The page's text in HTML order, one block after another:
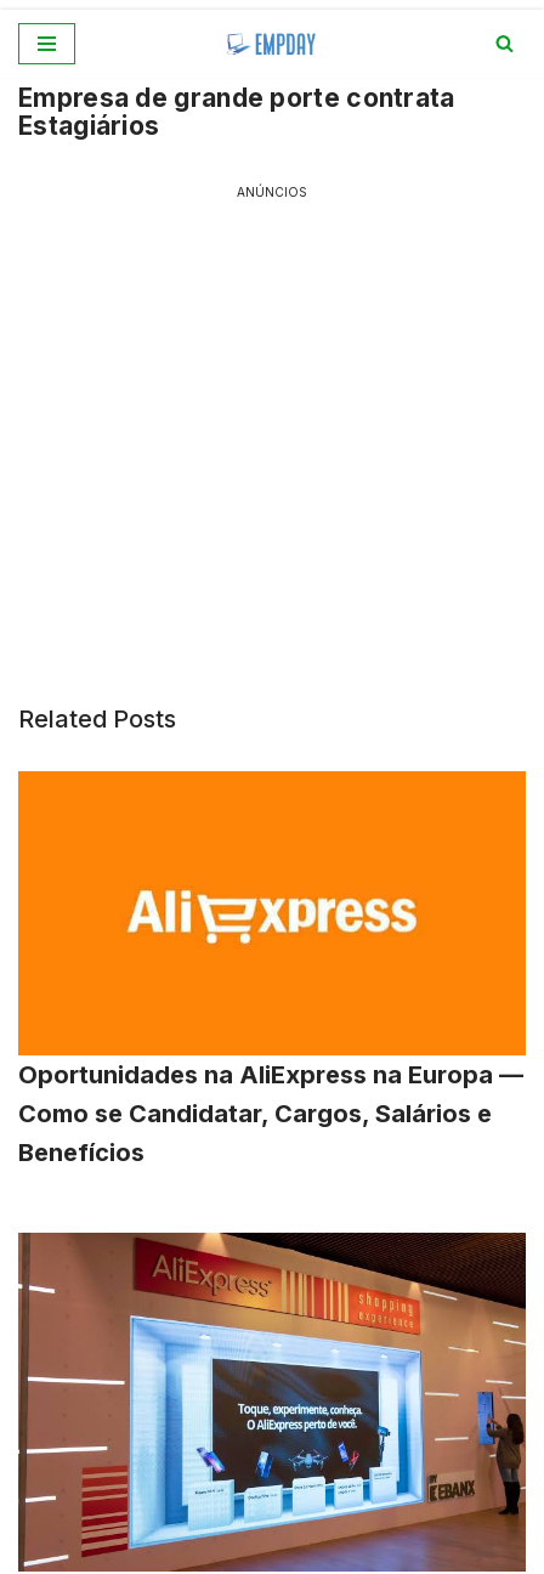
para
o
Empresa de grande porte contrata
Estagiários
ANÚNCIOS
Related Posts
Oportunidades na AliExpress na Europa —
Como se Candidatar, Cargos, Salários e
Benefícios